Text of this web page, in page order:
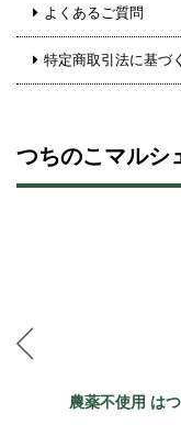
よくあるご質問
特定商取引法に基づ
つちのこマルシ
農薬不使用 は